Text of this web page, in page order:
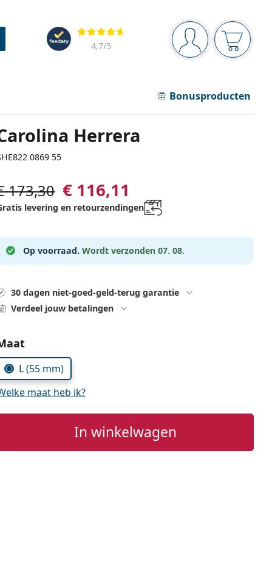
Navigatie
Je bent ingelogd
Jouw
Beoordelingen
4,7/5
Bonusproducten
Herrera
0869 55
173,30 € 116,11
levering en retourzendingen
Op voorraad. Wordt verzonden 07. 08.
30 dagen niet-goed-geld-terug garantie
Verdeel jouw betalingen
parameters:
L (55 mm)
maat heb ik?
In winkelwagen